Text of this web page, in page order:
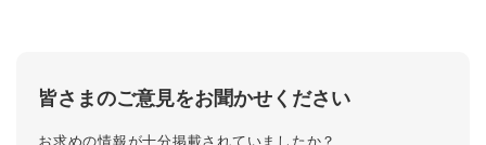
皆さまのご意見をお聞かせください
お求めの情報が十分掲載されていましたか？